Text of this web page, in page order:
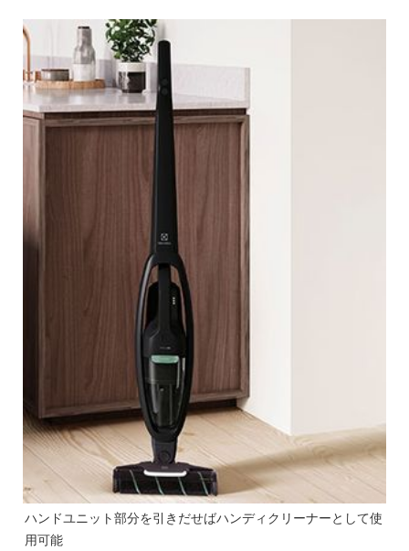
ハンドユニット部分を引きだせばハンディクリーナーとして使
用可能